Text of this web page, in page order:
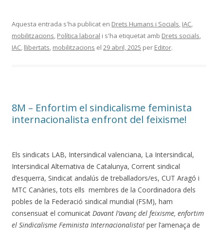
Aquesta entrada s'ha publicat en Drets Humans i Socials IAC
mobilitzacions Política laboral i s'ha etiquetat amb Drets socials
IAC llibertats mobilitzacions el 29 abril, 2025 per Editor.
8M – Enfortim el sindicalisme feminista
internacionalista enfront del feixisme!
Els sindicats LAB, Intersindical valenciana, La Intersindical,
Intersindical Alternativa de Catalunya, Corrent sindical
d’esquerra, Sindicat andalús de treballadors/es, CUT Aragó i
MTC Canàries, tots ells membres de la Coordinadora dels
pobles de la Federació sindical mundial (FSM), ham
consensuat el comunicat Davant l’avanç del feixisme, enfortim
el Sindicalisme Feminista Internacionalista! per l’amenaça de